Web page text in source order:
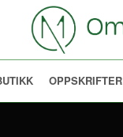
OPPSKRIFTER